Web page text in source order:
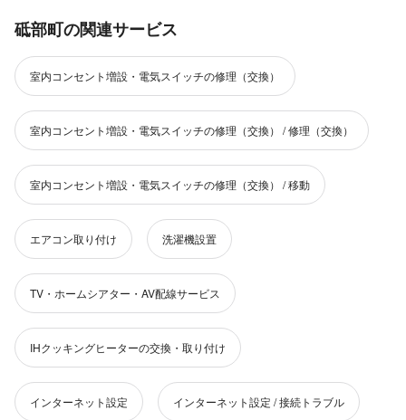
砥部町の関連サービス
室内コンセント増設・電気スイッチの修理（交換）
室内コンセント増設・電気スイッチの修理（交換） / 修理（交換）
室内コンセント増設・電気スイッチの修理（交換） / 移動
エアコン取り付け 洗濯機設置
TV・ホームシアター・AV配線サービス
IHクッキングヒーターの交換・取り付け
インターネット設定 インターネット設定 / 接続トラブル